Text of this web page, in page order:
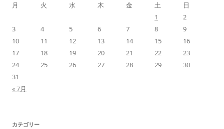
月
火 水 木 金 土
日
1
2
3
4 5 6 7 8
9
10
11 12 13 14 15
16
17
18 19 20 21 22
23
24
25 26 27 28 29
30
31
« 7月
カテゴリー